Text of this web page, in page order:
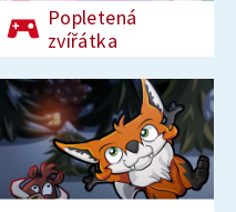
Popletená
zvířátka